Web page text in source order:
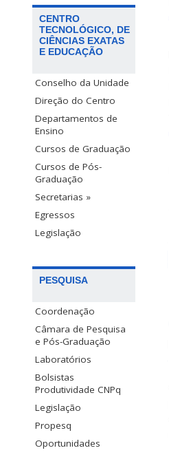
CENTRO
TECNOLÓGICO, DE
CIÊNCIAS EXATAS
E EDUCAÇÃO
Conselho da Unidade
Direção do Centro
Departamentos de
Ensino
Cursos de Graduação
Cursos de Pós-
Graduação
Secretarias »
Egressos
Legislação
PESQUISA
Coordenação
Câmara de Pesquisa
e Pós-Graduação
Laboratórios
Bolsistas
Produtividade CNPq
Legislação
Propesq
Oportunidades